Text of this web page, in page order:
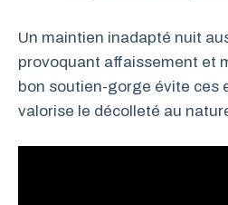
Un maintien inadapté nuit
provoquant affaissement et
bon soutien-gorge évite ces
valorise le décolleté au